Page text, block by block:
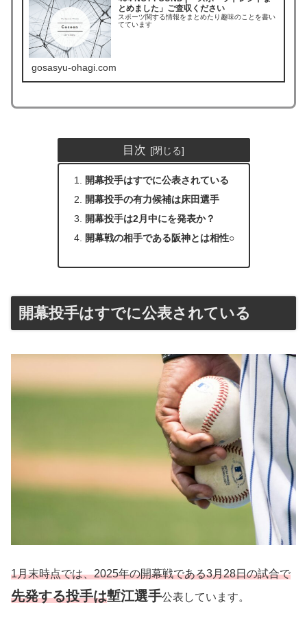
とめました」ご査収ください
スポーツ関する情報をまとめたり趣味のことを書い
てています
gosasyu-ohagi.com
目次
開幕投手はすでに公表されている
開幕投手の有力候補は床田選手
開幕投手は2月中にを発表か？
開幕戦の相手である阪神とは相性○
開幕投手はすでに公表されている
1月末時点では、2025年の開幕戦である3月28日の試合で
先発する投手は塹江選手公表しています。